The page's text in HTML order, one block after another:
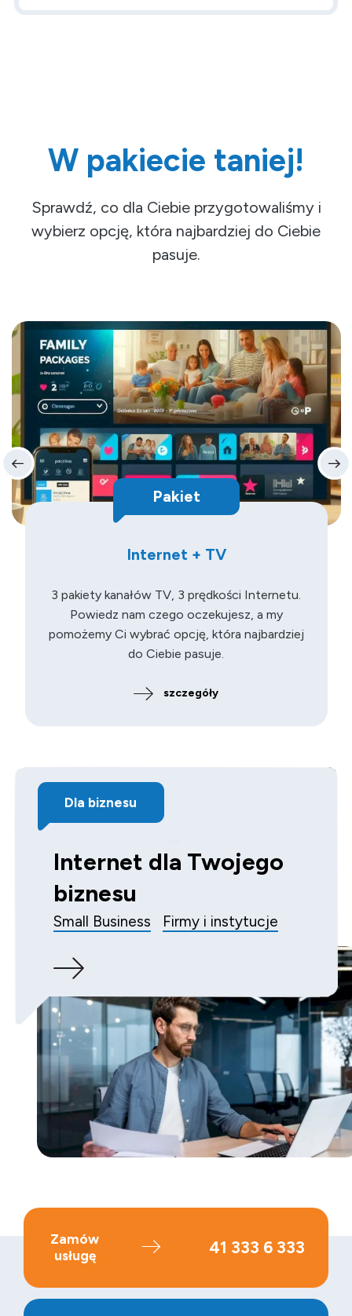
W pakiecie taniej!
Sprawdź, co dla Ciebie przygotowaliśmy i
wybierz opcję, która najbardziej do Ciebie
pasuje.
Pakiet
Internet + TV
3 pakiety kanałów TV, 3 prędkości Internetu.
Powiedz nam czego oczekujesz, a my
pomożemy Ci wybrać opcję, która najbardziej
do Ciebie pasuje.
szczegóły
Dla biznesu
Internet dla Twojego
biznesu
Small Business Firmy i instytucje
Zamów
usługę
41 333 6 333